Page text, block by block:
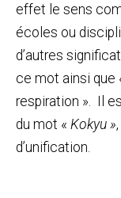
effet le sens
écoles ou
d’autres
ce mot ainsi que
respiration ». Il
du mot « Kokyu »
d’unification.